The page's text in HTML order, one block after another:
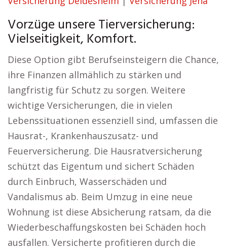
Vorzüge unsere Tierversicherung:
Vielseitigkeit, Komfort.
Diese Option gibt Berufseinsteigern die Chance,
ihre Finanzen allmählich zu stärken und
langfristig für Schutz zu sorgen. Weitere
wichtige Versicherungen, die in vielen
Lebenssituationen essenziell sind, umfassen die
Hausrat-, Krankenhauszusatz- und
Feuerversicherung. Die Hausratversicherung
schützt das Eigentum und sichert Schäden
durch Einbruch, Wasserschäden und
Vandalismus ab. Beim Umzug in eine neue
Wohnung ist diese Absicherung ratsam, da die
Wiederbeschaffungskosten bei Schäden hoch
ausfallen. Versicherte profitieren durch die